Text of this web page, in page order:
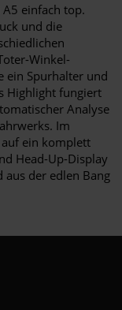
einfach top.
und die
Winkel-
ein Spurhalter und
Highlight fungiert
Analyse
Im
ein komplett
Head-Up-Display
aus der edlen Bang